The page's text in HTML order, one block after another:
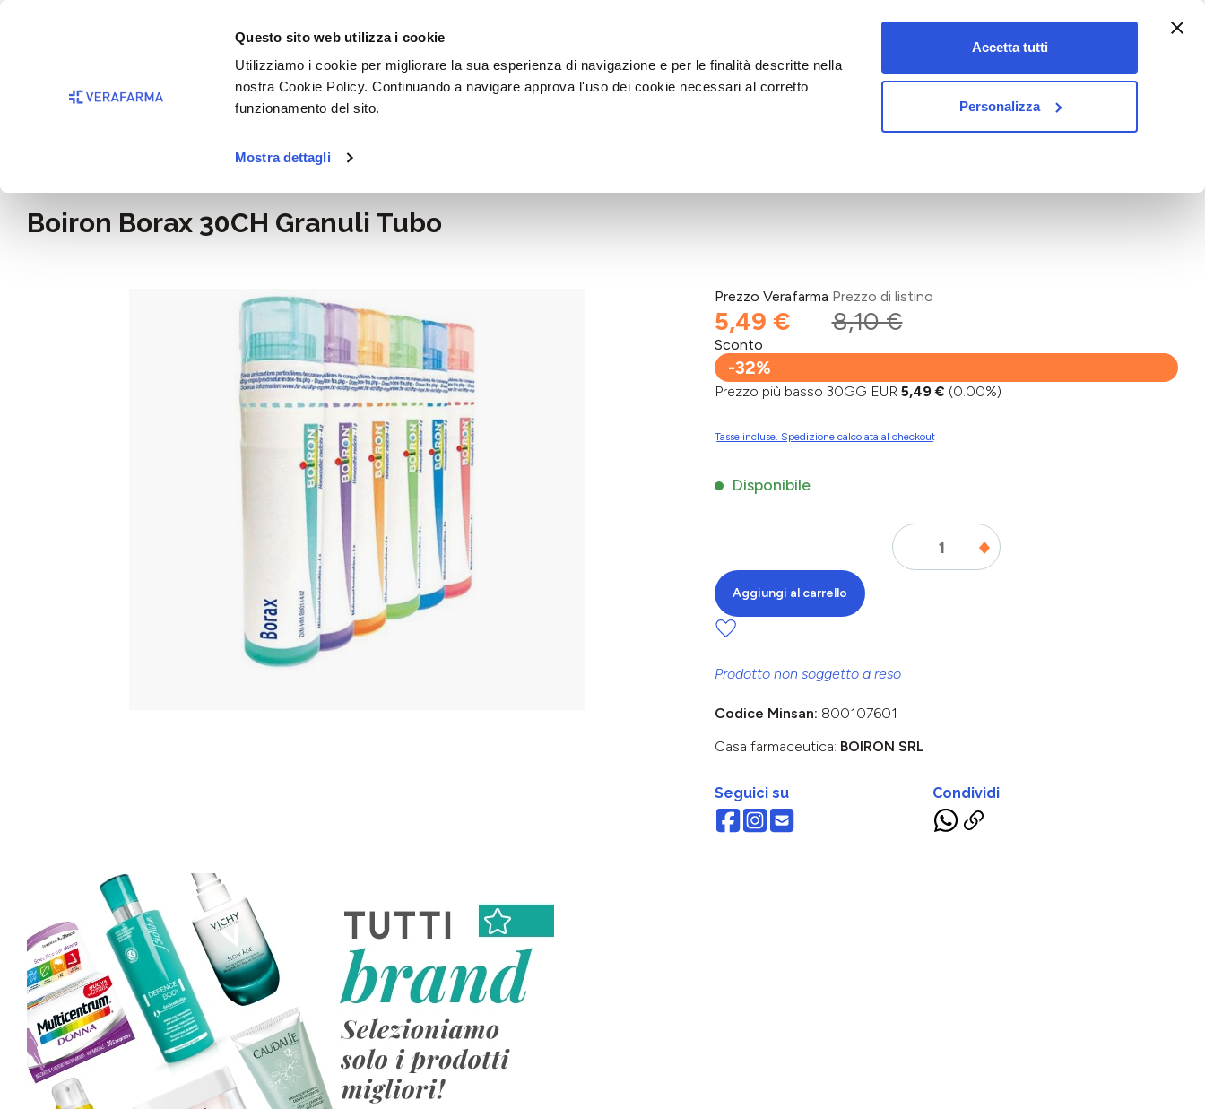
Questo sito web utilizza i cookie
Utilizziamo i cookie per migliorare la sua esperienza di navigazione e per le finalità descritte nella
nostra Cookie Policy. Continuando a navigare approva l'uso dei cookie necessari al corretto
funzionamento del sito.
Mostra dettagli
Accetta tutti
Personalizza
Passa alla navigazione principale
vet&pet
Boiron Borax 30CH Granuli Tubo
Prezzo Verafarma
5,49 €
Prezzo di listino
8,10 €
Sconto
-32%
Prezzo più basso 30GG EUR 5,49 € (0.00%)
Tasse incluse. Spedizione calcolata al checkout
Disponibile
Aggiungi al carrello
Prodotto non soggetto a reso
Codice Minsan: 800107601
Casa farmaceutica: BOIRON SRL
Seguici su Condividi